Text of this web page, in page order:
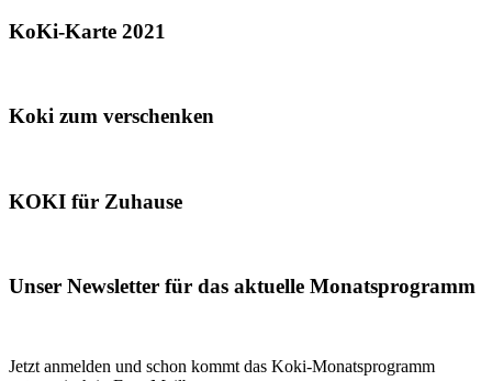
KoKi-Karte 2021
Koki zum verschenken
KOKI für Zuhause
Unser Newsletter für das aktuelle Monatsprogramm
Jetzt anmelden und schon kommt das Koki-Monatsprogramm